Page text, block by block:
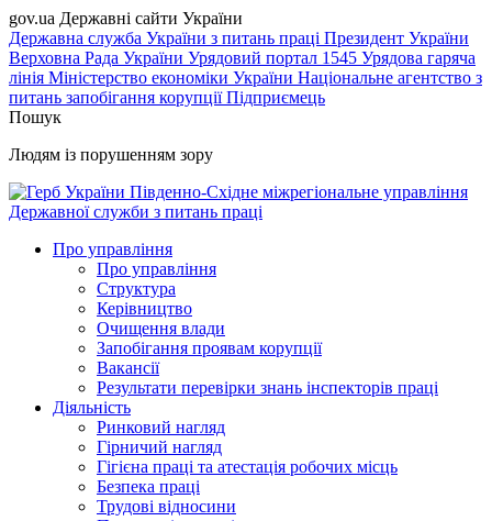
gov.ua Державні сайти України
Державна служба України з питань праці Президент України
Верховна Рада України Урядовий портал 1545 Урядова гаряча
лінія Міністерство економіки України Національне агентство з
питань запобігання корупціїПідприємець
Пошук
Людям із порушенням зору
Південно-Східне міжрегіональне управління
Державної служби з питань праці
Про управління
Про управління
Структура
Керівництво
Очищення влади
Запобігання проявам корупції
Вакансії
Результати перевірки знань інспекторів праці
Діяльність
Ринковий нагляд
Гірничий нагляд
Гігієна праці та атестація робочих місць
Безпека праці
Трудові відносини